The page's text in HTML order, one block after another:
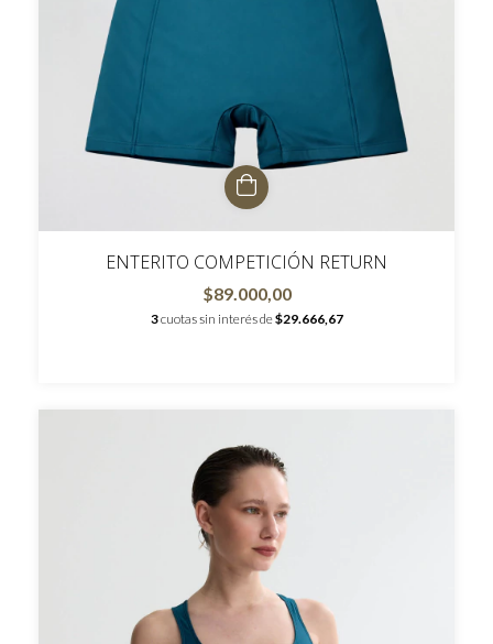
ENTERITO COMPETICIÓN RETURN
$89.000,00
3cuotas sin interés de$29.666,67